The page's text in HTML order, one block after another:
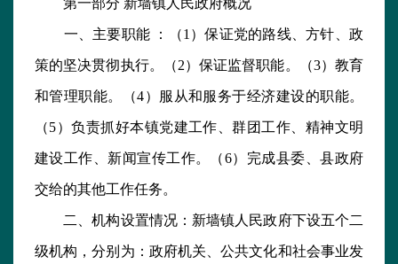
第一部分 新墙镇人民政府概况
一、主要职能 ：（1）保证党的路线、方针、政
策的坚决贯彻执行。（2）保证监督职能。（3）教育
和管理职能。（4）服从和服务于经济建设的职能。
（5）负责抓好本镇党建工作、群团工作、精神文明
建设工作、新闻宣传工作。（6）完成县委、县政府
交给的其他工作任务。
二、机构设置情况：新墙镇人民政府下设五个二
级机构，分别为：政府机关、公共文化和社会事业发